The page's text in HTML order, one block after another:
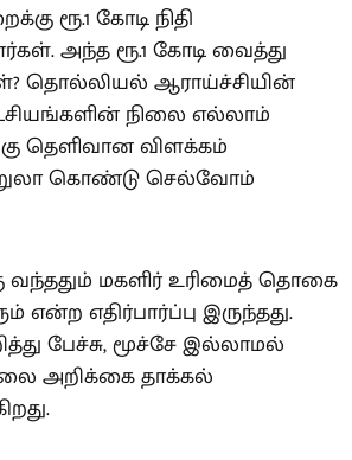
ரூ.1 கோடி நிதி
அந்த ரூ.1 கோடி வைத்து
தொல்லியல் ஆராய்ச்சியின்
நிலை எல்லாம்
தெளிவான விளக்கம்
கொண்டு செல்வோம்
வந்ததும் மகளிர் உரிமைத் தொகை
என்ற எதிர்பார்ப்பு இருந்தது.
பேச்சு, மூச்சே இல்லாமல்
அறிக்கை தாக்கல்